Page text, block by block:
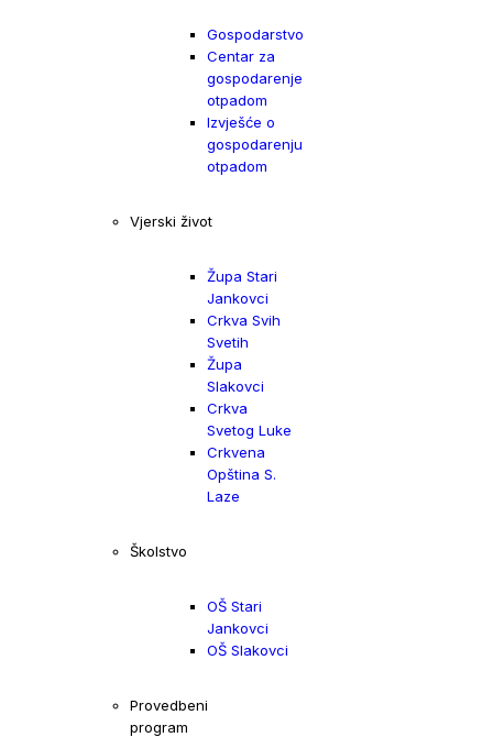
Gospodarstvo
Centar za
gospodarenje
otpadom
Izvješće o
gospodarenju
otpadom
Vjerski život
Župa Stari
Jankovci
Crkva Svih
Svetih
Župa
Slakovci
Crkva
Svetog Luke
Crkvena
Opština S.
Laze
Školstvo
OŠ Stari
Jankovci
OŠ Slakovci
Provedbeni
program